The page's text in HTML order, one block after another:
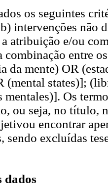
os seguintes
intervenções não
atribuição e/ou
combinação entre
da mente) OR
(mental states)];
mentales)]. Os
ou seja, no título,
encontrar
sendo excluídas
dados